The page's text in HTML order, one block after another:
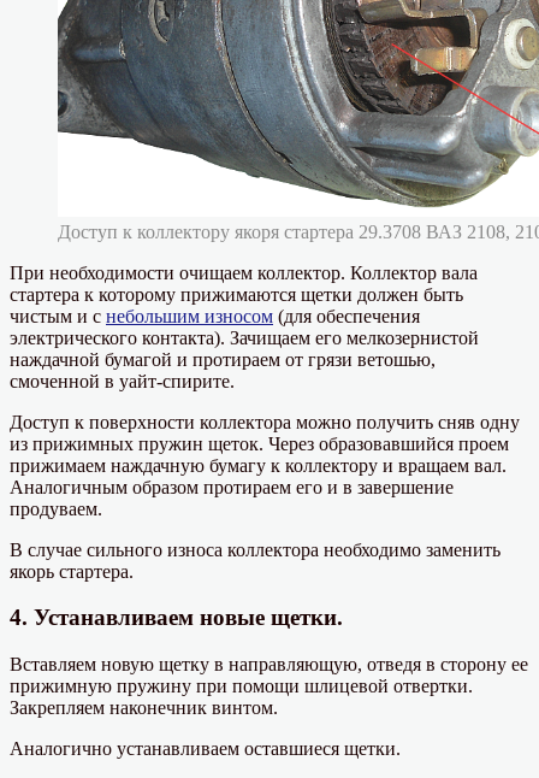
Доступ к коллектору якоря стартера 29.3708 ВАЗ 2108,
При необходимости очищаем коллектор. Коллектор вала
стартера к которому прижимаются щетки должен быть
чистым и с небольшим износом (для обеспечения
электрического контакта). Зачищаем его мелкозернистой
наждачной бумагой и протираем от грязи ветошью,
смоченной в уайт-спирите.
Доступ к поверхности коллектора можно получить сняв одну
из прижимных пружин щеток. Через образовавшийся проем
прижимаем наждачную бумагу к коллектору и вращаем вал.
Аналогичным образом протираем его и в завершение
продуваем.
В случае сильного износа коллектора необходимо заменить
якорь стартера.
4. Устанавливаем новые щетки.
Вставляем новую щетку в направляющую, отведя в сторону ее
прижимную пружину при помощи шлицевой отвертки.
Закрепляем наконечник винтом.
Аналогично устанавливаем оставшиеся щетки.